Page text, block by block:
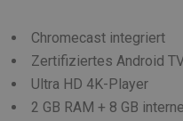
Chromecast integriert
Zertifiziertes Android
Ultra HD 4K-Player
2 GB RAM + 8 GB